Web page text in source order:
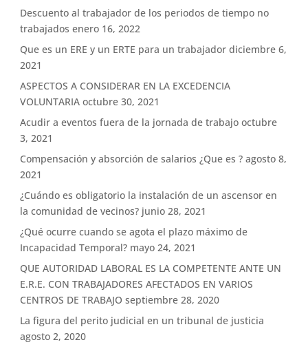
Descuento al trabajador de los periodos de tiempo no
trabajados enero 16, 2022
Que es un ERE y un ERTE para un trabajador diciembre 6,
2021
ASPECTOS A CONSIDERAR EN LA EXCEDENCIA
VOLUNTARIA octubre 30, 2021
Acudir a eventos fuera de la jornada de trabajo octubre
3, 2021
Compensación y absorción de salarios ¿Que es ? agosto 8,
2021
¿Cuándo es obligatorio la instalación de un ascensor en
la comunidad de vecinos? junio 28, 2021
¿Qué ocurre cuando se agota el plazo máximo de
Incapacidad Temporal? mayo 24, 2021
QUE AUTORIDAD LABORAL ES LA COMPETENTE ANTE UN
E.R.E. CON TRABAJADORES AFECTADOS EN VARIOS
CENTROS DE TRABAJO septiembre 28, 2020
La figura del perito judicial en un tribunal de justicia
agosto 2, 2020